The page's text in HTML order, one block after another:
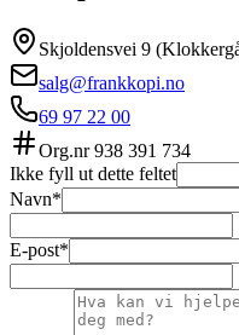
Skjoldensvei 9
salg@frankkopi.no
69 97 22 00
Org.nr938 391 734
Ikke fyll ut dette feltet
Navn*
E-post*